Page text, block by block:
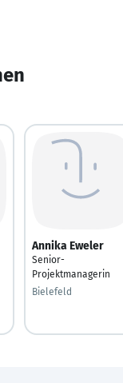
Annika Eweler
Senior-
Projektmanagerin
Bielefeld